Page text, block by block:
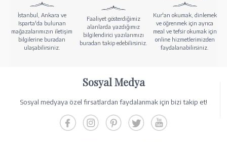
İstanbul, Ankara ve
Isparta'da bulunan
mağazalarımızın iletişim
bilgilerine buradan
ulaşabilirsiniz.
Faaliyet gösterdiğimiz
alanlarda yazdığımız
bilgilendirici yazılarımızı
buradan takip edebilirsiniz.
Kur'an okumak, dinlemek
ve öğrenmek için ayrıca
meal ve tefsir okumak için
online hizmetlerimizden
faydalanabilirsiniz.
Sosyal Medya
Sosyal medyaya özel fırsatlardan faydalanmak için bizi takip et!